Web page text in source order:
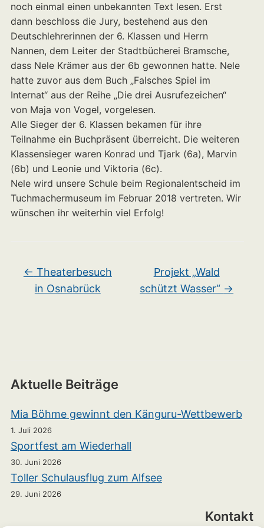
noch einmal einen unbekannten Text lesen. Erst
dann beschloss die Jury, bestehend aus den
Deutschlehrerinnen der 6. Klassen und Herrn
Nannen, dem Leiter der Stadtbücherei Bramsche,
dass Nele Krämer aus der 6b gewonnen hatte. Nele
hatte zuvor aus dem Buch „Falsches Spiel im
Internat“ aus der Reihe „Die drei Ausrufezeichen“
von Maja von Vogel, vorgelesen.
Alle Sieger der 6. Klassen bekamen für ihre
Teilnahme ein Buchpräsent überreicht. Die weiteren
Klassensieger waren Konrad und Tjark (6a), Marvin
(6b) und Leonie und Viktoria (6c).
Nele wird unsere Schule beim Regionalentscheid im
Tuchmachermuseum im Februar 2018 vertreten. Wir
wünschen ihr weiterhin viel Erfolg!
← Theaterbesuch
in Osnabrück
Projekt „Wald
schützt Wasser“ →
Aktuelle Beiträge
Mia Böhme gewinnt den Känguru-Wettbewerb
1. Juli 2026
Sportfest am Wiederhall
30. Juni 2026
Toller Schulausflug zum Alfsee
29. Juni 2026
Kontakt